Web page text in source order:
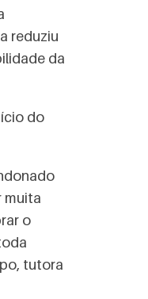
reduziu
da
do
muita
o
tutora